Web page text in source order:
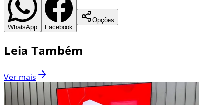
WhatsApp Facebook
Opções
Leia Também
Ver mais